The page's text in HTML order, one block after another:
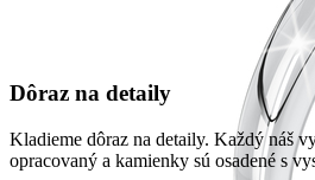
Dôraz na detaily
Kladieme dôraz na detaily. Každý náš
opracovaný a kamienky sú osadené s